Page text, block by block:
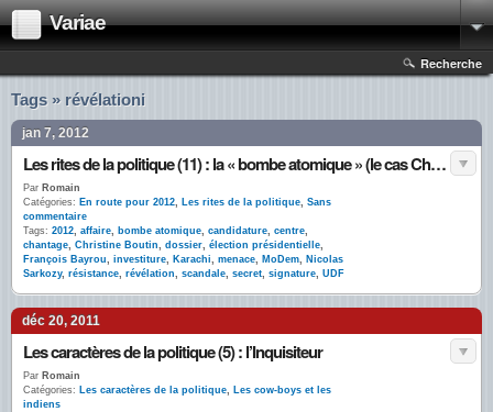
Variae
Recherche
Tags » révélationi
jan 7, 2012
Les rites de la politique (11) : la « bombe atomique » (le cas Christine Boutin)
Par Romain
Catégories: En route pour 2012, Les rites de la politique, Sans
commentaire
Tags: 2012, affaire, bombe atomique, candidature, centre,
chantage, Christine Boutin, dossier, élection présidentielle,
François Bayrou, investiture, Karachi, menace, MoDem, Nicolas
Sarkozy, résistance, révélation, scandale, secret, signature, UDF
déc 20, 2011
Les caractères de la politique (5) : l’Inquisiteur
Par Romain
Catégories: Les caractères de la politique, Les cow-boys et les
indiens